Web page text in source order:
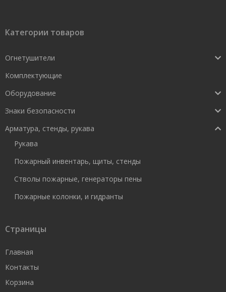
Категории товаров
Огнетушители
Комплектующие
Оборудование
Знаки безопасности
Арматура, стенды, рукава
Рукава
Пожарный инвентарь, щиты, стенды
Стволы пожарные, генераторы пены
Пожарные колонки, и гидранты
Страницы
Главная
Контакты
Корзина